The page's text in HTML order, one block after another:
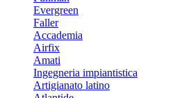
Evergreen
Faller
Accademia
Airfix
Amati
Ingegneria impiantistica
Artigianato latino